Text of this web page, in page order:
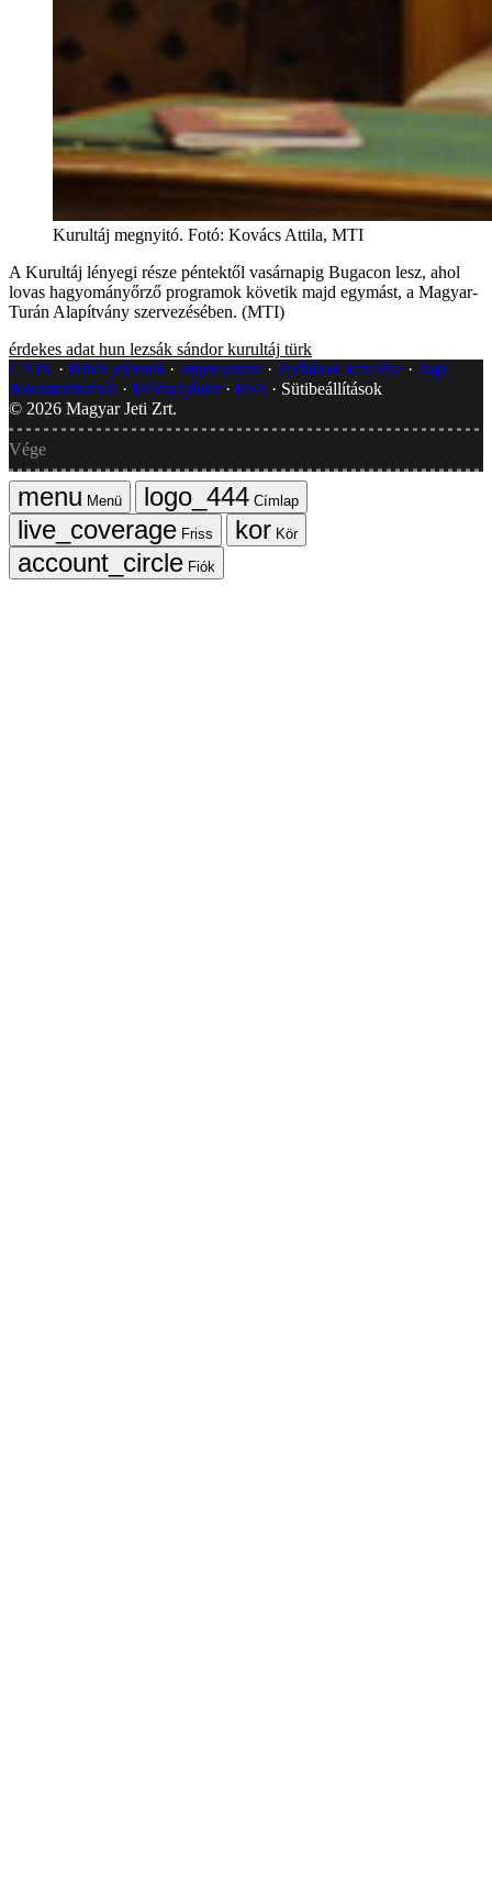
Kurultáj megnyitó. Fotó: Kovács Attila, MTI
A Kurultáj lényegi része péntektől vasárnapig Bugacon lesz, ahol
lovas hagyományőrző programok követik majd egymást, a Magyar-
Turán Alapítvány szervezésében. (MTI)
érdekes adat hun lezsák sándor kurultáj türk
GYIK
Hibát jelentek Impresszum Javítások kezelése
Jogi
dokumentumok
Médiaajánlat RSS
Sütibeállítások
© 2026 Magyar Jeti Zrt.
Vége
Menü
Címlap
Friss
Kör
Fiók